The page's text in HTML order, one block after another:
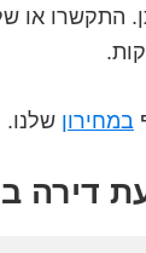
התקשרו או
במחירון שלנו.
דירה